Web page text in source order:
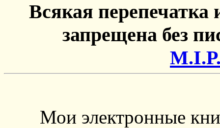
Всякая перепечатка
запрещена без
Мои электронные